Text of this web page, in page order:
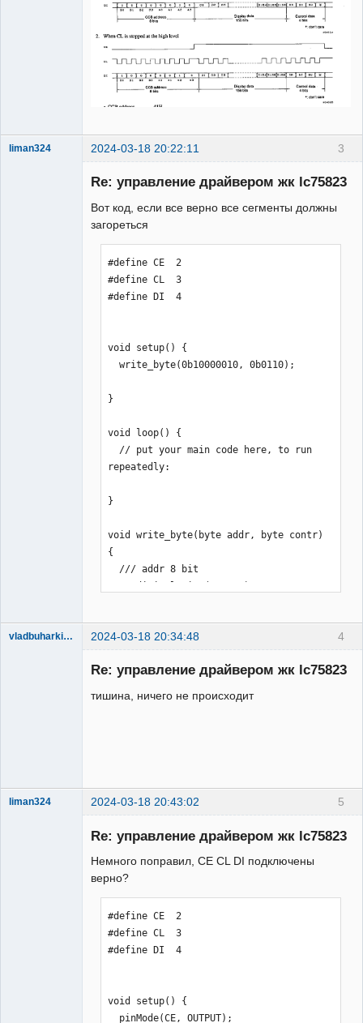
3
liman324 2024-03-18 20:22:11
Re: управление драйвером жк lc75823
Вот код, если все верно все сегменты должны
загореться
#define CE  2
#define CL  3
#define DI  4
void setup() {
  write_byte(0b10000010, 0b0110);
}
void loop() {
repeatedly:
}
void write_byte(byte addr, byte contr)
{
     digitalWrite(DI, (addr >> i) &
1);
     digitalWrite(CL,HIGH);
     digitalWrite(CE,HIGH);
     digitalWrite(DI, (1 >> i) & 1);
     digitalWrite(CL,HIGH);
// control data 4 bit
for(int i = 0; i <= 4; i++){
     digitalWrite(CL,LOW);
1);
     digitalWrite(CL,HIGH);
     }
  }
4
vladbuharkin20 2024-03-18 20:34:48
Re: управление драйвером жк lc75823
тишина, ничего не происходит
5
liman324 2024-03-18 20:43:02
Re: управление драйвером жк lc75823
Немного поправил, CE CL DI подключены
верно?
#define CE  2
#define CL  3
#define DI  4
void setup() {